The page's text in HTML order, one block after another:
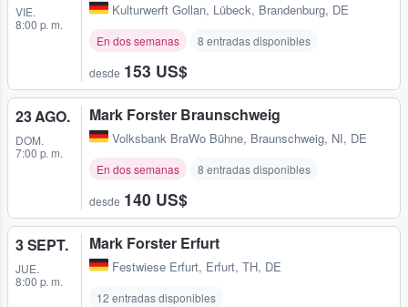
VIE.
8:00 p. m.
Kulturwerft Gollan, Lübeck, Brandenburg, DE
En dos semanas 8 entradas disponibles
desde 153 US$
23 AGO.
DOM.
7:00 p. m.
Mark Forster Braunschweig
Volksbank BraWo Bühne, Braunschweig, NI, DE
En dos semanas 8 entradas disponibles
desde 140 US$
3 SEPT.
JUE.
8:00 p. m.
Mark Forster Erfurt
Festwiese Erfurt, Erfurt, TH, DE
12 entradas disponibles